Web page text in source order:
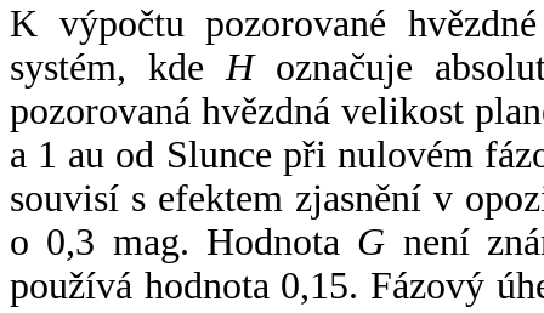
K výpočtu pozorované
systém, kde Hoznačuje
pozorovaná hvězdná velikost
a 1 au od Slunce při nulovém
souvisí s efektem zjasnění v
o 0,3 mag. Hodnota G není
používá hodnota 0,15. Fázový